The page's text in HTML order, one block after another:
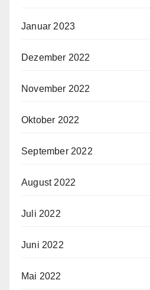
Januar 2023
Dezember 2022
November 2022
Oktober 2022
September 2022
August 2022
Juli 2022
Juni 2022
Mai 2022